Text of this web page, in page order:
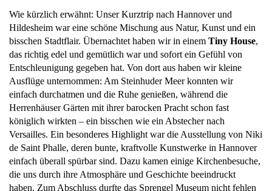
Wie kürzlich erwähnt: Unser Kurztrip nach Hannover und
Hildesheim war eine schöne Mischung aus Natur, Kunst und ein
bisschen Stadtflair. Übernachtet haben wir in einem Tiny House,
das richtig edel und gemütlich war und sofort ein Gefühl von
Entschleunigung gegeben hat. Von dort aus haben wir kleine
Ausflüge unternommen: Am Steinhuder Meer konnten wir
einfach durchatmen und die Ruhe genießen, während die
Herrenhäuser Gärten mit ihrer barocken Pracht schon fast
königlich wirkten – ein bisschen wie ein Abstecher nach
Versailles. Ein besonderes Highlight war die Ausstellung von Niki
de Saint Phalle, deren bunte, kraftvolle Kunstwerke in Hannover
einfach überall spürbar sind. Dazu kamen einige Kirchenbesuche,
die uns durch ihre Atmosphäre und Geschichte beeindruckt
haben. Zum Abschluss durfte das Sprengel Museum nicht fehlen